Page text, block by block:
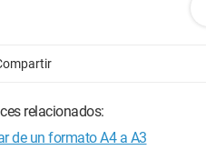
algo que no he visto en las
¿el tamaño de la foto
real que tenemos al
relacionados:
de un formato A4 a A3